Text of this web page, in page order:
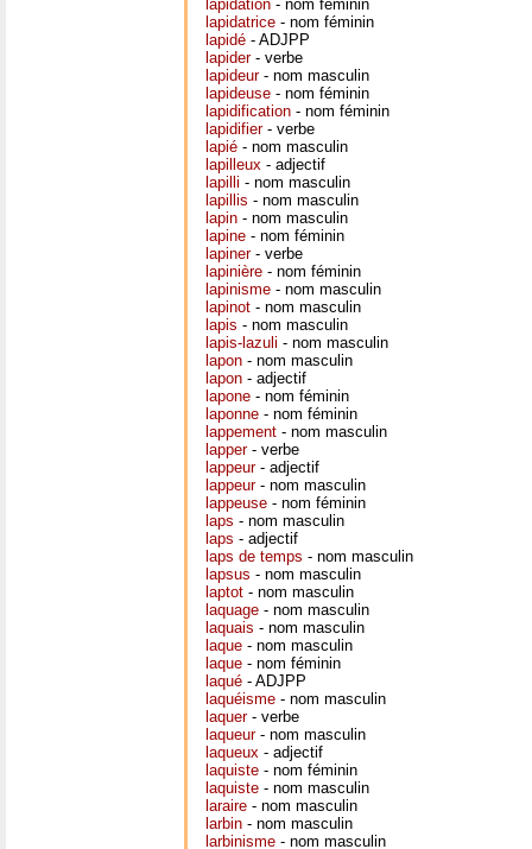
lapidation - nom féminin
lapidatrice - nom féminin
lapidé - ADJPP
lapider- verbe
lapideur- nom masculin
lapideuse - nom féminin
lapidification - nom féminin
lapidifier- verbe
lapié - nom masculin
lapilleux - adjectif
lapilli - nom masculin
lapillis - nom masculin
lapin - nom masculin
lapine - nom féminin
lapiner- verbe
lapinière - nom féminin
lapinisme - nom masculin
lapinot - nom masculin
lapis - nom masculin
lapis-lazuli - nom masculin
lapon - nom masculin
lapon - adjectif
lapone - nom féminin
laponne - nom féminin
lappement - nom masculin
lapper- verbe
lappeur- adjectif
lappeur- nom masculin
lappeuse - nom féminin
laps - nom masculin
laps - adjectif
laps de temps - nom masculin
lapsus - nom masculin
laptot - nom masculin
laquage - nom masculin
laquais - nom masculin
laque - nom masculin
laque - nom féminin
laqué - ADJPP
laquéisme - nom masculin
laquer- verbe
laqueur- nom masculin
laqueux - adjectif
laquiste - nom féminin
laquiste - nom masculin
laraire - nom masculin
larbin - nom masculin
larbinisme - nom masculin